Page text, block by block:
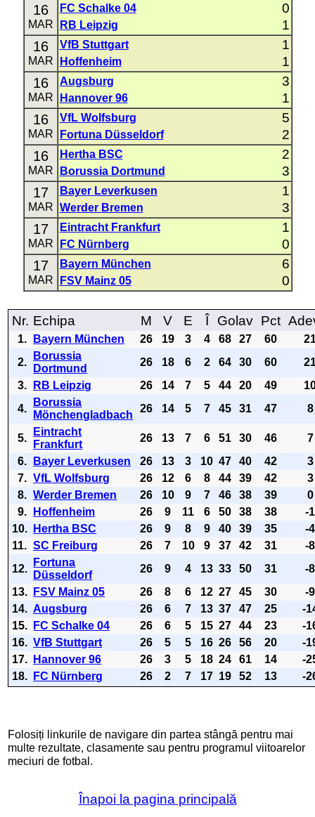
16
MAR
FC Schalke 04 0
RB Leipzig 1
16
MAR
VfB Stuttgart 1
Hoffenheim 1
16
MAR
Augsburg 3
Hannover 96 1
16
MAR
VfL Wolfsburg 5
Fortuna Düsseldorf 2
16
MAR
Hertha BSC 2
Borussia Dortmund 3
17
MAR
Bayer Leverkusen 1
Werder Bremen 3
17
MAR
Eintracht Frankfurt 1
FC Nürnberg 0
17
MAR
Bayern München 6
FSV Mainz 05 0
Nr. Echipa M V E Î Golav Pct
1. Bayern München 26 19 3 4 68 27 60
2.
Borussia
Dortmund
26 18 6 2 64 30 60
3.
RB Leipzig 26 14 7 5 44 20 49
4.
Borussia
Mönchengladbach
26 14 5 7 45 31 47 8
5.
Eintracht
Frankfurt
26 13 7 6 51 30 46
7
6.
Bayer Leverkusen 26 13 3 10 47 40 42
3
7. VfL Wolfsburg 26 12 6 8 44 39 42
3
8. Werder Bremen 26 10 9 7 46 38 39
0
9.
Hoffenheim 26 9 11 6 50 38 38
-1
10.
Hertha BSC 26 9 8 9 40 39 35
-4
11. SC Freiburg 26 7 10 9 37 42 31
-8
12.
Fortuna
Düsseldorf
26 9 4 13 33 50 31
-8
13.
FSV Mainz 05 26 8 6 12 27 45 30
-9
14. Augsburg 26 6 7 13 37 47 25
-
15.
FC Schalke 04 26 6 5 15 27 44 23
-
16. VfB Stuttgart 26 5 5 16 26 56 20
-
17.
Hannover 96 26 3 5 18 24 61 14
-
18.
FC Nürnberg 26 2 7 17 19 52 13 -
Folosiți linkurile de navigare din partea stângă pentru mai
multe rezultate, clasamente sau pentru programul viitoarelor
meciuri de fotbal.
Înapoi la pagina principală